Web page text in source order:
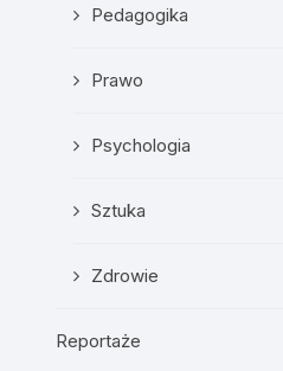
Pedagogika
Prawo
Psychologia
Sztuka
Zdrowie
Reportaże